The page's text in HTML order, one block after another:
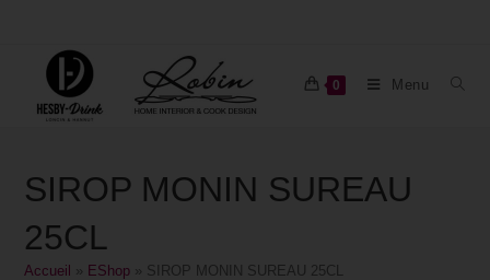
0 Menu
SIROP MONIN SUREAU
25CL
Accueil EShop SIROP MONIN SUREAU 25CL